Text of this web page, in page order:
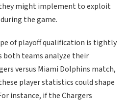
might implement to exploit
the game.
of playoff qualification is tightly
both teams analyze their
versus Miami Dolphins match,
player statistics could shape
instance, if the Chargers